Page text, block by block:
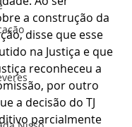
a construção da
disse que esse
na Justiça e que
reconheceu a
por outro
a decisão do TJ
parcialmente